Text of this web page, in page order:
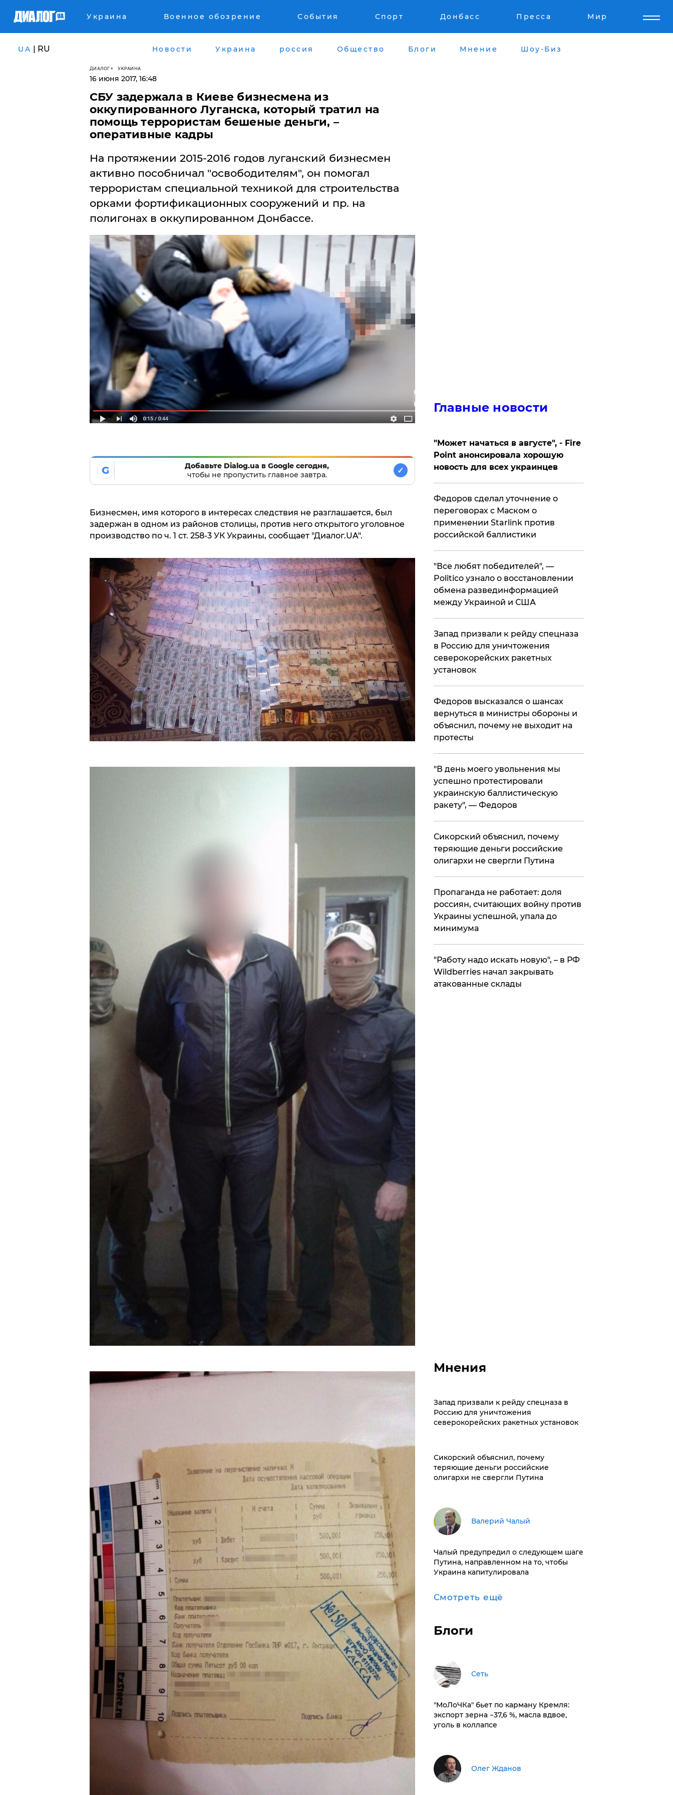
Украина Военное обозрение События Спорт Донбасс Пресса Мир
UA | RU Новости Украина россия Общество Блоги Мнение Шоу-Биз
ДИАЛОГ УКРАИНА
16 июня 2017, 16:48
СБУ задержала в Киеве бизнесмена из
оккупированного Луганска, который тратил на
помощь террористам бешеные деньги, –
оперативные кадры
На протяжении 2015-2016 годов луганский бизнесмен
активно пособничал "освободителям", он помогал
террористам специальной техникой для строительства
орками фортификационных сооружений и пр. на
полигонах в оккупированном Донбассе.
G
Добавьте Dialog.ua в Google сегодня,
чтобы не пропустить главное завтра.
✓
Бизнесмен, имя которого в интересах следствия не разглашается, был
задержан в одном из районов столицы, против него открытого уголовное
производство по ч. 1 ст. 258-3 УК Украины, сообщает "Диалог.UA".
Главные новости
"Может начаться в августе", - Fire
Point анонсировала хорошую
новость для всех украинцев
Федоров сделал уточнение о
переговорах с Маском о
применении Starlink против
российской баллистики
​"Все любят победителей", —
Politico узнало о восстановлении
обмена развединформацией
между Украиной и США
Запад призвали к рейду спецназа
в Россию для уничтожения
северокорейских ракетных
установок
Федоров высказался о шансах
вернуться в министры обороны и
объяснил, почему не выходит на
протесты
​"В день моего увольнения мы
успешно протестировали
украинскую баллистическую
ракету", — Федоров
Сикорский объяснил, почему
теряющие деньги российские
олигархи не свергли Путина
​Пропаганда не работает: доля
россиян, считающих войну против
Украины успешной, упала до
минимума
"Работу надо искать новую", – в РФ
Wildberries начал закрывать
атакованные склады
Мнения
Запад призвали к рейду спецназа в
Россию для уничтожения
северокорейских ракетных установок
Сикорский объяснил, почему
теряющие деньги российские
олигархи не свергли Путина
Валерий Чалый
Чалый предупредил о следующем шаге
Путина, направленном на то, чтобы
Украина капитулировала
Смотреть ещё
Блоги
Сеть
​"МоЛоЧКа" бьет по карману Кремля:
экспорт зерна −37,6 %, масла вдвое,
уголь в коллапсе
Олег Жданов